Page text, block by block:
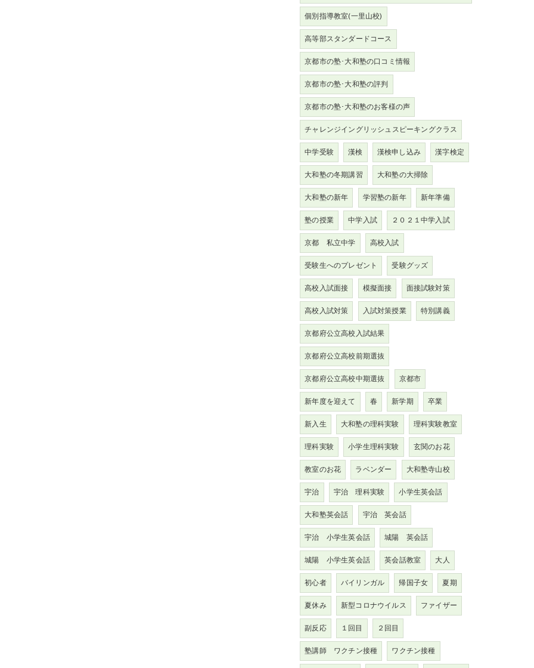
個別指導教室(一里山校)
高等部スタンダードコース
京都市の塾･大和塾の口コミ情報
京都市の塾･大和塾の評判
京都市の塾･大和塾のお客様の声
チャレンジイングリッシュスピーキングクラス
中学受験
漢検 漢検申し込み
漢字検定
大和塾の冬期講習
大和塾の大掃除
大和塾の新年
学習塾の新年
新年準備
塾の授業
中学入試
２０２１中学入試
京都 私立中学
高校入試
受験生へのプレゼント
受験グッズ
高校入試面接
模擬面接
面接試験対策
高校入試対策
入試対策授業
特別講義
京都府公立高校入試結果
京都府公立高校前期選抜
京都府公立高校中期選抜
京都市
新年度を迎えて
春 新学期
卒業
新入生
大和塾の理科実験
理科実験教室
理科実験
小学生理科実験
玄関のお花
教室のお花
ラベンダー
大和塾寺山校
宇治
宇治 理科実験
小学生英会話
大和塾英会話
宇治 英会話
宇治 小学生英会話
城陽 英会話
城陽 小学生英会話
英会話教室
大人
初心者
バイリンガル 帰国子女
夏期
夏休み
新型コロナウイルス
ファイザー
副反応
１回目
２回目
塾講師 ワクチン接種
ワクチン接種